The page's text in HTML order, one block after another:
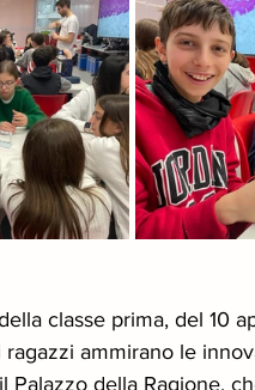
classe prima, del 10
ammirano le
Palazzo della Ragione,